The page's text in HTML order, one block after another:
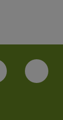
Bluesky